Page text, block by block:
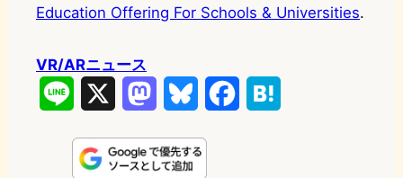
Education Offering For Schools & Universities.
VR/ARニュース
n
s
u